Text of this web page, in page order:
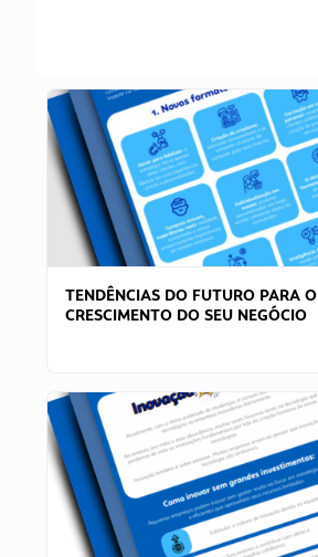
TENDÊNCIAS DO FUTURO PARA O
CRESCIMENTO DO SEU NEGÓCIO